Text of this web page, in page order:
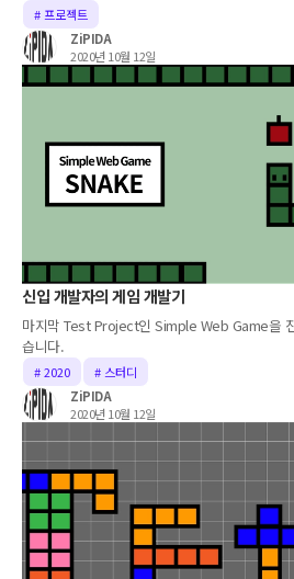
# 프로젝트
ZiPIDA
2020년 10월 12일
신입 개발자의 게임 개발기
마지막 Test Project인 Simple Web Game을
습니다.
# 2020
# 스터디
ZiPIDA
2020년 10월 12일